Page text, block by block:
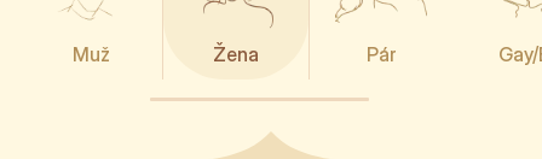
Muž Žena Pár Gay/